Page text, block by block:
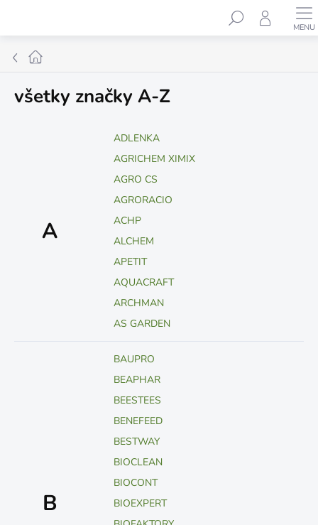
obsah
Hľadať
Domov
všetky značky A-Z
A
ADLENKA
AGRICHEM XIMIX
AGRO CS
AGRORACIO
ACHP
ALCHEM
APETIT
AQUACRAFT
ARCHMAN
AS GARDEN
B
BAUPRO
BEAPHAR
BEESTEES
BENEFEED
BESTWAY
BIOCLEAN
BIOCONT
BIOEXPERT